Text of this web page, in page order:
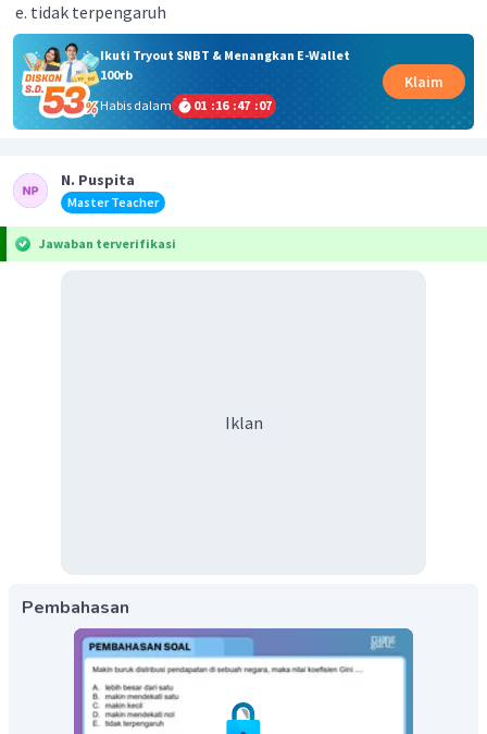
tidak terpengaruh
Ikuti Tryout SNBT & Menangkan E-Wallet
100rb
Habis dalam
01 :16 :47 :07
Klaim
N. Puspita
Master Teacher
Jawaban terverifikasi
Iklan
Pembahasan